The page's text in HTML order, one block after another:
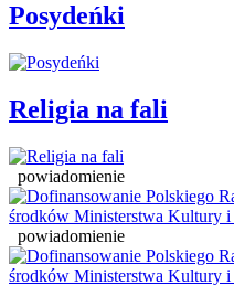
Posydeńki
Religia na fali
powiadomienie
powiadomienie